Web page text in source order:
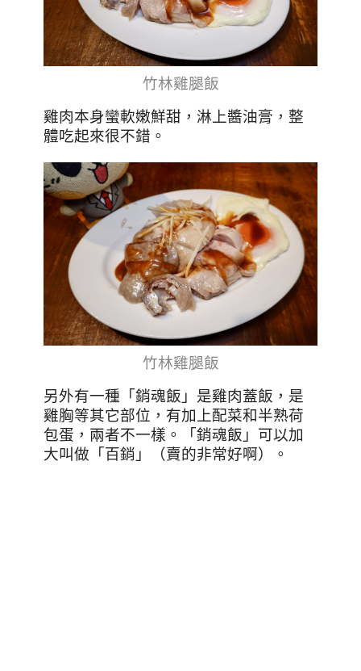
竹林雞腿飯
雞肉本身蠻軟嫩鮮甜，淋上醬油膏，整
體吃起來很不錯。
竹林雞腿飯
另外有一種「銷魂飯」是雞肉蓋飯，是
雞胸等其它部位，有加上配菜和半熟荷
包蛋，兩者不一樣。「銷魂飯」可以加
大叫做「百銷」（賣的非常好啊）。